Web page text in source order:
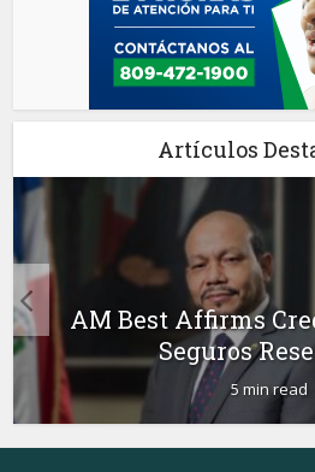
Artículos
AM Best Affirms
Seguros
5 min read